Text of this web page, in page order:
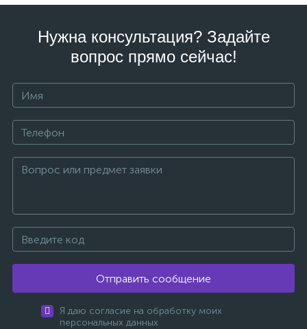
Нужна консультация? Задайте
вопрос прямо сейчас!
Отправить сообщение
Я даю согласие на обработку моих
персональных данных